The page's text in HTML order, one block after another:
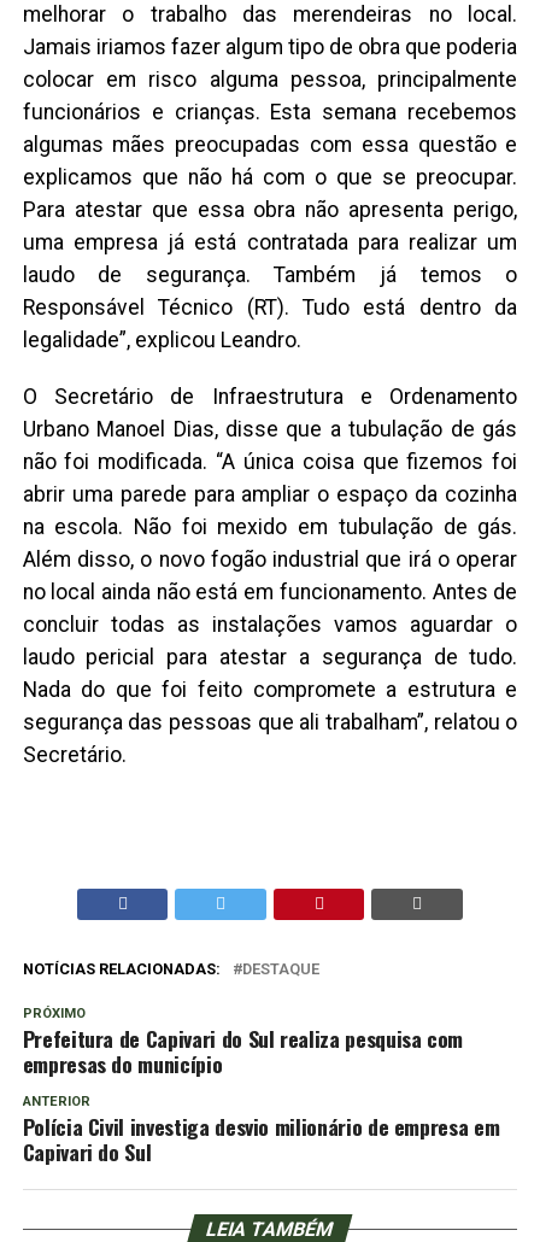
melhorar o trabalho das merendeiras no local.
Jamais iriamos fazer algum tipo de obra que poderia
colocar em risco alguma pessoa, principalmente
funcionários e crianças. Esta semana recebemos
algumas mães preocupadas com essa questão e
explicamos que não há com o que se preocupar.
Para atestar que essa obra não apresenta perigo,
uma empresa já está contratada para realizar um
laudo de segurança. Também já temos o
Responsável Técnico (RT). Tudo está dentro da
legalidade”, explicou Leandro.
O Secretário de Infraestrutura e Ordenamento
Urbano Manoel Dias, disse que a tubulação de gás
não foi modificada. “A única coisa que fizemos foi
abrir uma parede para ampliar o espaço da cozinha
na escola. Não foi mexido em tubulação de gás.
Além disso, o novo fogão industrial que irá o operar
no local ainda não está em funcionamento. Antes de
concluir todas as instalações vamos aguardar o
laudo pericial para atestar a segurança de tudo.
Nada do que foi feito compromete a estrutura e
segurança das pessoas que ali trabalham”, relatou o
Secretário.
NOTÍCIAS RELACIONADAS: DESTAQUE
PRÓXIMO
Prefeitura de Capivari do Sul realiza pesquisa com
empresas do município
ANTERIOR
Polícia Civil investiga desvio milionário de empresa em
Capivari do Sul
LEIA TAMBÉM